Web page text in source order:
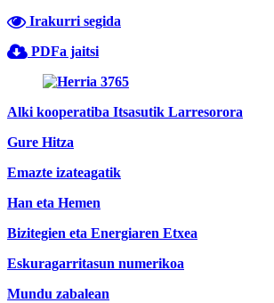
Irakurri segida
PDFa jaitsi
Alki kooperatiba Itsasutik Larresorora
Gure Hitza
Emazte izateagatik
Han eta Hemen
Bizitegien eta Energiaren Etxea
Eskuragarritasun numerikoa
Mundu zabalean